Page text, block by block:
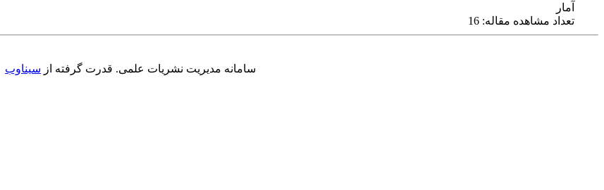
آمار
تعداد مشاهده مقاله: 16
سامانه مدیریت نشریات علمی. قدرت گرفته از سیناوب